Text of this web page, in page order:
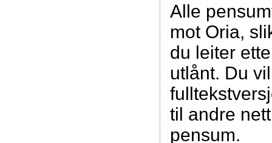
Alle
mot Oria,
du leiter
utlånt. Du
til andre
pensum.